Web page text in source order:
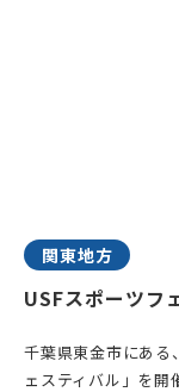
関東地方
USFスポーツフ
千葉県東金市にある
ェスティバル」を開